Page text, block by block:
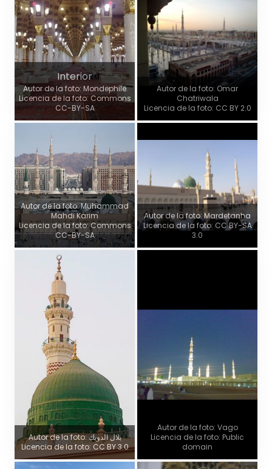
Interior
Autor de la foto: Mondephile
Licencia de la foto: Commons
CC-BY-SA
Autor de la foto: Omar
Chatriwala
Licencia de la foto: CC BY 2.0
Autor de la foto: Muhammad
Mahdi Karim
Licencia de la foto: Commons
CC-BY-SA
Autor de la foto: Mardetanha
Licencia de la foto: CC BY-SA
3.0
Autor de la foto: بلال الدويك
Licencia de la foto: CC BY 3.0
Autor de la foto: Vago
Licencia de la foto: Public
domain